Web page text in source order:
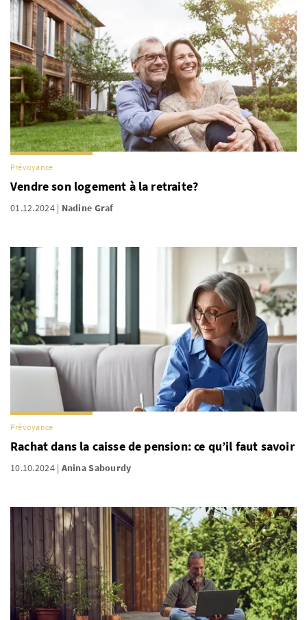
Prévoyance
Vendre son logement à la retraite?
01.12.2024 Nadine Graf
Prévoyance
Rachat dans la caisse de pension: ce qu’il faut savoir
10.10.2024 Anina Sabourdy